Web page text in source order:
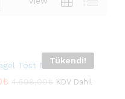
Tükendi!
Tost Makinesı
₺ KDV Dahil
₺